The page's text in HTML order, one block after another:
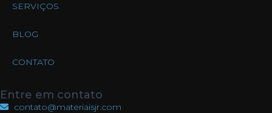
SERVIÇOS
BLOG
CONTATO
Entre em contato
contato@materiaisjr.com